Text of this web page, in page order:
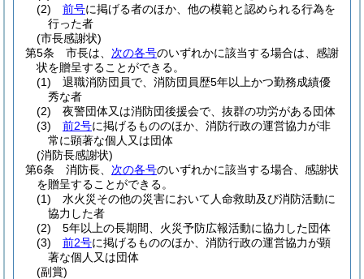
(2)
前号に掲げる者のほか、他の模範と認められる行為を
行った者
(市長感謝状)
第5条
市長は、 次の各号のいずれかに該当する場合は、感謝
状を贈呈することができる。
(1)
退職消防団員で、消防団員歴5年以上かつ勤務成績優
秀な者
(2)
夜警団体又は消防団後援会で、抜群の功労がある団体
(3)
前2号に掲げるもののほか、消防行政の運営協力が非
常に顕著な個人又は団体
(消防長感謝状)
第6条
消防長、 次の各号のいずれかに該当する場合、感謝状
を贈呈することができる。
(1)
水火災その他の災害において人命救助及び消防活動に
協力した者
(2)
5年以上の長期間、火災予防広報活動に協力した団体
(3)
前2号に掲げるもののほか、消防行政の運営協力が顕
著な個人又は団体
(副賞)